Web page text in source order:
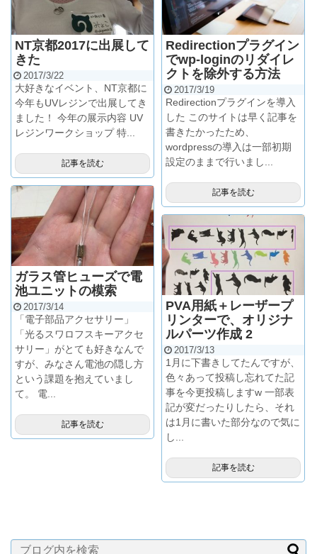
NT京都2017に出展して
きた
2017/3/22
大好きなイベント、NT京都に
今年もUVレジンで出展してき
ました！ 今年の展示内容 UV
レジンワークショップ 特...
記事を読む
Redirectionプラグイン
でwp-loginのリダイレ
クトを除外する方法
2017/3/19
Redirectionプラグインを導入
した このサイトは早く記事を
書きたかったため、
wordpressの導入は一部初期
設定のままで行いまし...
記事を読む
ガラス管ヒューズで電
池ユニットの模索
2017/3/14
「電子部品アクセサリー」
「光るスワロフスキーアクセ
サリー」がとても好きなんで
すが、みなさん電池の隠し方
という課題を抱えていまし
て。 電...
記事を読む
PVA用紙＋レーザープ
リンターで、オリジナ
ルパーツ作成 2
2017/3/13
1月に下書きしてたんですが、
色々あって投稿し忘れてた記
事を今更投稿しますw 一部表
記が変だったりしたら、それ
は1月に書いた部分なので気に
し...
記事を読む